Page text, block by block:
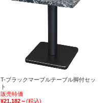
T-ブラックマーブルテーブル脚付セッ
ト
販売特価
¥21,182～(税込)